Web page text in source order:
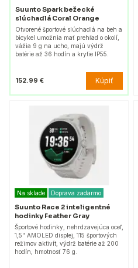
Suunto Spark bežecké
slúchadlá Coral Orange
Otvorené športové slúchadlá na beh a
bicykel umožnia mať prehľad o okolí,
vážia 9 g na ucho, majú výdrž
batérie až 36 hodín a krytie IP55.
152.99 € Kúpiť
Na sklade Doprava zadarmo
Suunto Race 2 inteligentné
hodinky Feather Gray
Športové hodinky, nehrdzavejúca oceľ,
1,5" AMOLED displej, 115 športových
režimov aktivít, výdrž batérie až 200
hodín, hmotnosť 76 g.